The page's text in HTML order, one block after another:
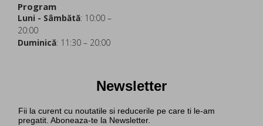
Program
Luni - Sâmbătă: 10:00 –
20:00
Duminică: 11:30 – 20:00
Newsletter
Fii la curent cu noutatile si reducerile pe care ti le-am
pregatit. Aboneaza-te la Newsletter.